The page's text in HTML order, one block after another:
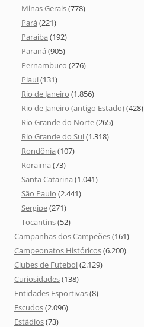
Minas Gerais(778)
Pará (221)
Paraíba (192)
Paraná (905)
Pernambuco (276)
Piauí(131)
Rio de Janeiro (1.856)
Rio de Janeiro (antigo Estado)(428)
Rio Grande do Norte(265)
Rio Grande do Sul(1.318)
Rondônia (107)
Roraima (73)
Santa Catarina (1.041)
São Paulo (2.441)
Sergipe(271)
Tocantins(52)
Campanhas dos Campeões(161)
Campeonatos Históricos(6.200)
Clubes de Futebol(2.129)
Curiosidades(138)
Entidades Esportivas(8)
Escudos(2.096)
Estádios(73)